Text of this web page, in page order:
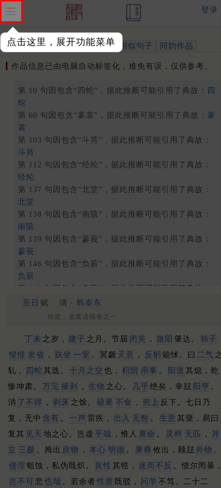
点击这里，展开功能菜单
登录
作品 标注四声 出处、引用 相似句子 同韵作品
作品信息已由电脑自动标签化，难免有误，仅供参考。
第 10 句因包含“四蛇”，据此推断可能引用了典故：
四
蛇
第 60 句因包含“褰裳”，据此推断可能引用了典故： 褰
裳
第 103 句因包含“斗筲”，据此推断可能引用了典故：
斗筲
第 112 句因包含“经纶”，据此推断可能引用了典故：
经纶
第 137 句因包含“北堂”，据此推断可能引用了典故：
北堂
第 138 句因包含“南陔”，据此推断可能引用了典故：
南陔
第 139 句因包含“蓼莪”，据此推断可能引用了典故：
蓼莪
第 146 句因包含“负薪”，据此推断可能引用了典故：
负薪
第 146 句因包含“负薪”，据此推断可能引用了典故：
负薪
至日 赋 清 · 韩泰东
出处：是窝遗稿卷之一
丁未 之岁， 建子 之月。 节届 闭关 ， 微阳 肇达。
韩子
惺惺 发省 ， 趺坐 一室 。 冥觑 天意 ， 反躬 兢怵。 曰 二气
轧，
四蛇 其迭。 十月之交 也， 积阴 用事 。 阳道 其熄，乾
惨坤肃。
万宝 摧剥 ， 生物 之心。 几乎 绝矣，幸玆 阳亨 。
消 了不得 ， 剥床 之馀。 硕果 不食 ， 穷上 反下。 七日乃
复，无中 含有 。 一声 雷疾， 出入 无咎 。 生意 其蘖，易曰
复其 见天 地之心。 岂虚 乎哉 ，惟人 禀命 。 灵粹 无匹 ，
并
立 三极 。 拇出 庶物 ， 本心 明德 。 秉彝 攸出，顾玆 外物
侵淫 蛆蚀，私伪既炽。 良性 其牿， 迷而不反 。 愦尔罔暴
岂不可 悲 也哉 。 若余者 性质 既驳， 问学 不笃。
二十二